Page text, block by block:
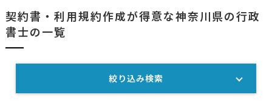
【イベントに関する企業対企業（または個人）契約書作成】の見積もり依頼
契約書・書類作成の見積もり依頼
契約書・利用規約作成が得意な神奈川県の行政
書士の一覧
絞り込み検索